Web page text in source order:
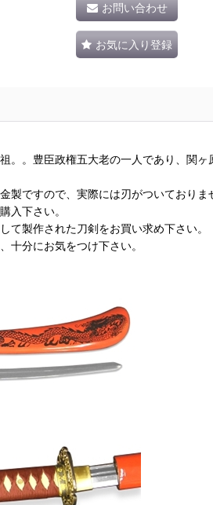
お問い合わせ
お気に入り登録
。豊臣政権五大老の一人であり、関ヶ
製ですので、実際には刃がついておりま
入下さい。
て製作された刀剣をお買い求め下さい。
十分にお気をつけ下さい。